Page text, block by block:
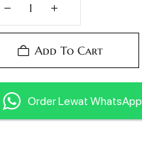
Add To Cart
Order Lewat WhatsApp